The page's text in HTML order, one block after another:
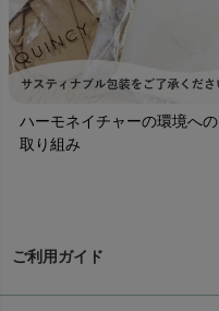
ハーモネイチャーの環境への
取り組み
ご利用ガイド